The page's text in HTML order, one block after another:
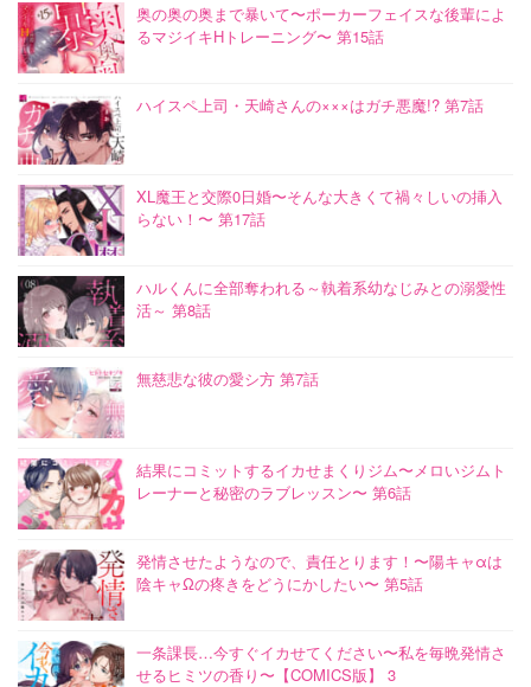
奥の奥の奥まで暴いて〜ポーカーフェイスな後輩によ
るマジイキHトレーニング〜 第15話
ハイスペ上司・天崎さんの×××はガチ悪魔!? 第7話
XL魔王と交際0日婚〜そんな大きくて禍々しいの挿入
らない！〜 第17話
ハルくんに全部奪われる～執着系幼なじみとの溺愛性
活～ 第8話
無慈悲な彼の愛シ方 第7話
結果にコミットするイカせまくりジム〜メロいジムト
レーナーと秘密のラブレッスン〜 第6話
発情させたようなので、責任とります！〜陽キャαは
陰キャΩの疼きをどうにかしたい〜 第5話
一条課長…今すぐイカせてください〜私を毎晩発情さ
せるヒミツの香り〜【COMICS版】 3